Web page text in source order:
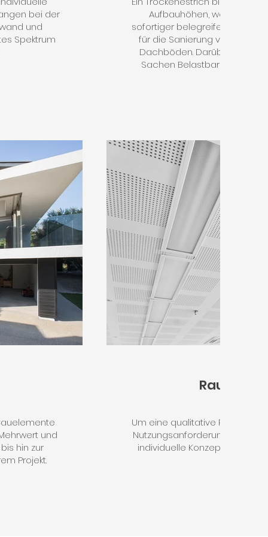
bei der
und
Spektrum
Aufbauhöhen, wenig
sofortiger belegreife für
für die Sanierung von
Dachböden. Darüber hinaus
Sachen Belastbarkeit,
und
hin zur
Projekt.
Um eine qualitative
Nutzungsanforderungen zu
individuelle Konzepte zur